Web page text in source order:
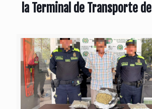
la Terminal de Transporte